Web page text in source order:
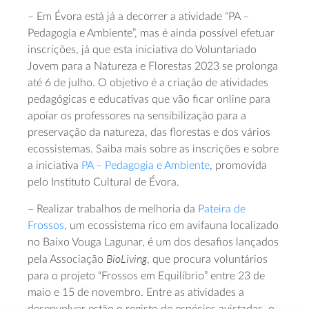
– Em Évora está já a decorrer a atividade “PA –
Pedagogia e Ambiente”, mas é ainda possível efetuar
inscrições, já que esta iniciativa do Voluntariado
Jovem para a Natureza e Florestas 2023 se prolonga
até 6 de julho. O objetivo é a criação de atividades
pedagógicas e educativas que vão ficar online para
apoiar os professores na sensibilização para a
preservação da natureza, das florestas e dos vários
ecossistemas. Saiba mais sobre as inscrições e sobre
a iniciativa PA – Pedagogia e Ambiente, promovida
pelo Instituto Cultural de Évora.
– Realizar trabalhos de melhoria da Pateira de
Frossos, um ecossistema rico em avifauna localizado
no Baixo Vouga Lagunar, é um dos desafios lançados
pela Associação BioLiving, que procura voluntários
para o projeto “Frossos em Equilíbrio” entre 23 de
maio e 15 de novembro. Entre as atividades a